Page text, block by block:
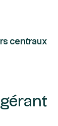
centraux